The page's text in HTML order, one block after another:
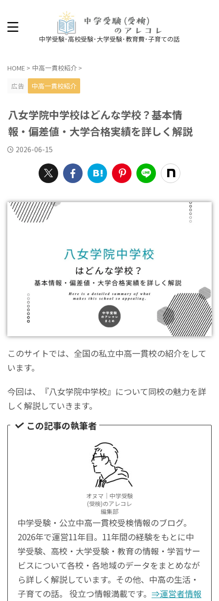
中学受験･高校受験･大学受験･教育費･子育ての話
HOME > 中高一貫校紹介 >
広告
中高一貫校紹介
八女学院中学校はどんな学校？基本情
報・偏差値・大学合格実績を詳しく解説
2026-06-15
このサイトでは、全国の私立中高一貫校の紹介をして
います。
今回は、『八女学院中学校』について同校の魅力を詳
しく解説していきます。
この記事の執筆者
オヌマ｜中学受験
(受検)のアレコレ
編集部
中学受験・公立中高一貫校受検情報のブログ。
2026年で運営11年目。11年間の経験をもとに中
学受験、高校・大学受験・教育の情報・学習サー
ビスについて各校・各地域のデータをまとめなが
ら詳しく解説しています。その他、中高の生活・
子育ての話。 役立つ情報満載です。 ⇒運営者情報